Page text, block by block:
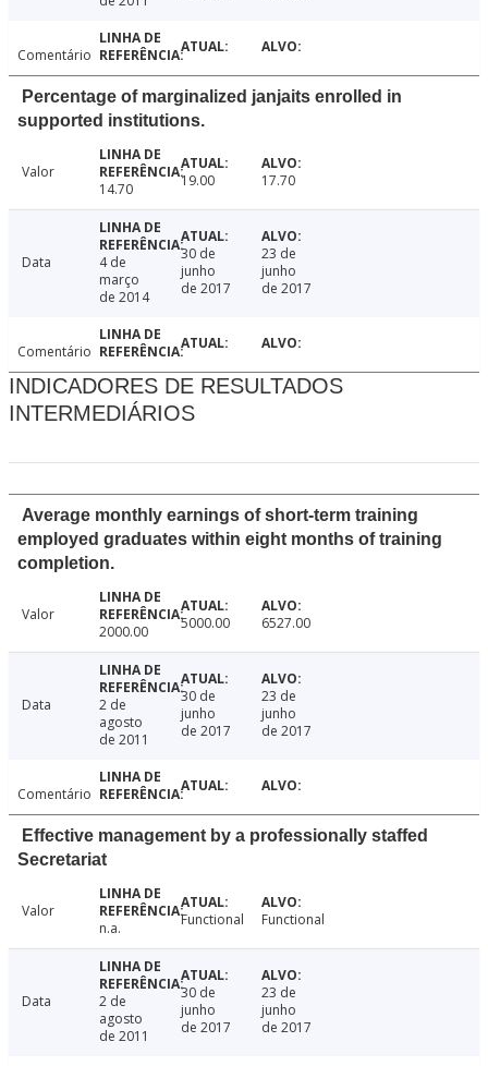
Comentário
Percentage of marginalized janjaits enrolled in
supported institutions.
Valor
14.70
19.00 17.70
Data
4 de
março
de 2014
30 de
junho
de 2017
23 de
junho
de 2017
Comentário
INDICADORES DE RESULTADOS
INTERMEDIÁRIOS
Average monthly earnings of short-term training
employed graduates within eight months of training
completion.
Valor
2000.00
5000.00 6527.00
Data
2 de
agosto
de 2011
30 de
junho
de 2017
23 de
junho
de 2017
Comentário
Effective management by a professionally staffed
Secretariat
Valor
n.a.
Functional Functional
Data
2 de
agosto
de 2011
30 de
junho
de 2017
23 de
junho
de 2017